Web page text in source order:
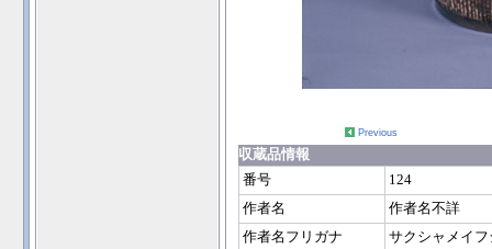
Previous
収蔵品情報
番号
124
作者名
作者名不詳
作者名フリガナ
サクシャメイフ